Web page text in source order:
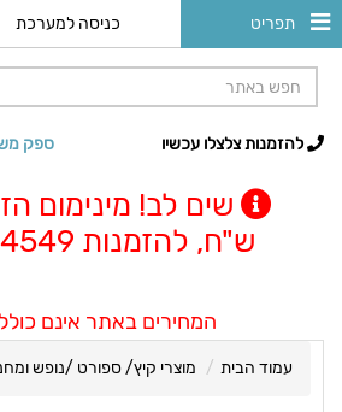
תפריט כניסה למערכת
ספק להזמנות צלצלו עכשיו
ש"ח, להזמנות 08-8564549
המחירים באתר אינם
עמוד הבית מוצרי קיץ/ ספורט /נופש